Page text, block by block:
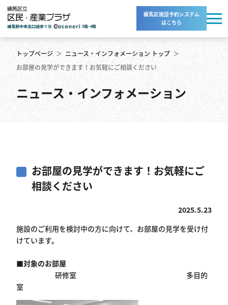
練馬区施設予約システム
はこちら
トップページ ＞ ニュース・インフォメーション トップ ＞
お部屋の見学ができます！お気軽にご相談ください
ニュース・インフォメーション
お部屋の見学ができます！お気軽にご
相談ください
2025.5.23
施設のご利用を検討中の方に向けて、お部屋の見学を受け付
けています。
■対象のお部屋
研修室 多目的
室